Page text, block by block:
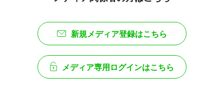
新規メディア登録はこちら
メディア専用ログインはこちら